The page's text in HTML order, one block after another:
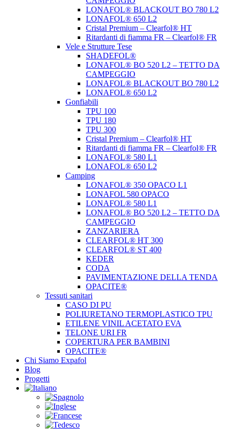
LONAFOL® BLACKOUT BO 780 L2
LONAFOL® 650 L2
Cristal Premium – Clearfol® HT
Ritardanti di fiamma FR – Clearfol® FR
Vele e Strutture Tese
SHADEFOL®
LONAFOL® BO 520 L2 – TETTO DA
CAMPEGGIO
LONAFOL® BLACKOUT BO 780 L2
LONAFOL® 650 L2
Gonfiabili
TPU 100
TPU 180
TPU 300
Cristal Premium – Clearfol® HT
Ritardanti di fiamma FR – Clearfol® FR
LONAFOL® 580 L1
LONAFOL® 650 L2
Camping
LONAFOL® 350 OPACO L1
LONAFOL 580 OPACO
LONAFOL® 580 L1
LONAFOL® BO 520 L2 – TETTO DA
CAMPEGGIO
ZANZARIERA
CLEARFOL® HT 300
CLEARFOL® ST 400
KEDER
CODA
PAVIMENTAZIONE DELLA TENDA
OPACITE®
Tessuti sanitari
CASO DI PU
POLIURETANO TERMOPLASTICO TPU
ETILENE VINIL ACETATO EVA
TELONE URI FR
COPERTURA PER BAMBINI
OPACITE®
Chi Siamo Expafol
Blog
Progetti